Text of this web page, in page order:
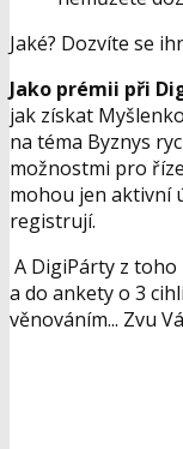
Jaké? Dozvíte se
Jako prémii při
jak získat
na téma Byznys
možnostmi pro
mohou jen aktivní
registrují.
A DigiPárty z toho
a do ankety o 3
věnováním... Zvu